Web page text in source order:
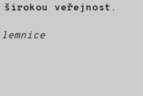
širokou veřejnost.